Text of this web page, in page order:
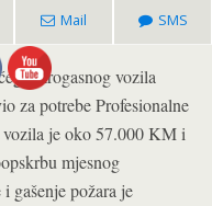
Mail SMS
vatrogasnog vozila
za potrebe Profesionalne
je oko 57.000 KM i
mjesnog
gašenje požara je